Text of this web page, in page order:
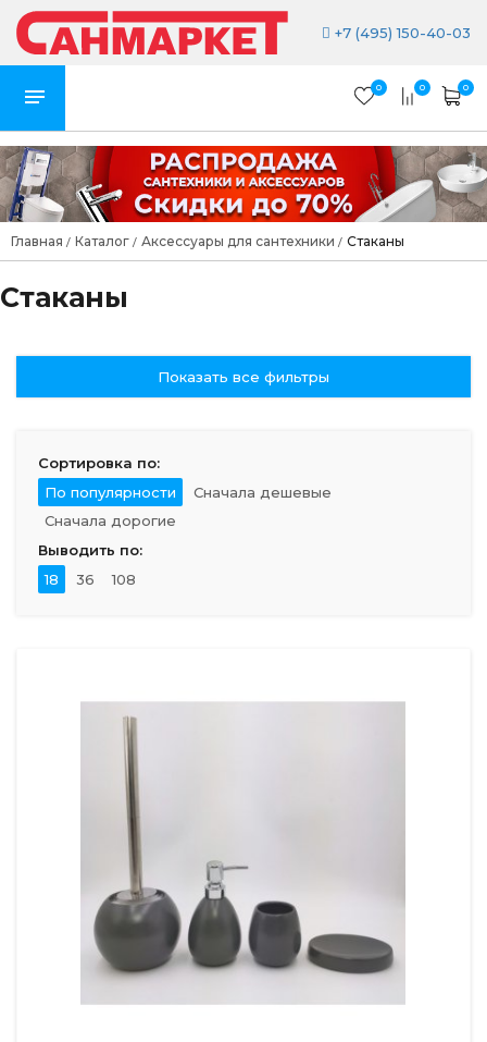
+7 (495) 150-40-03
0 0 0
Главная / Каталог / Аксессуары для сантехники / Стаканы
Стаканы
Показать все фильтры
Сортировка по:
По популярности
Сначала дешевые
Сначала дорогие
Выводить по:
18
36 108